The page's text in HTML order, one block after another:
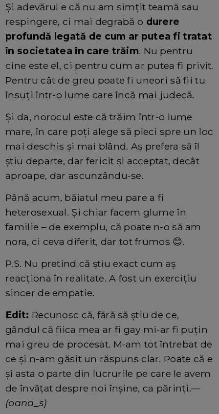
Și adevărul e că nu am simțit teamă sau
respingere, ci mai degrabă o durere
profundă legată de cum ar putea fi tratat
în societatea în care trăim. Nu pentru
cine este el, ci pentru cum ar putea fi privit.
Pentru cât de greu poate fi uneori să fii tu
însuți într-o lume care încă mai judecă.
Și da, norocul este că trăim într-o lume
mare, în care poți alege să pleci spre un loc
mai deschis și mai blând. Aș prefera să îl
știu departe, dar fericit și acceptat, decât
aproape, dar ascunzându-se.
Până acum, băiatul meu pare a fi
heterosexual. Și chiar facem glume în
familie – de exemplu, că poate n-o să am
nora, ci ceva diferit, dar tot frumos 😊.
P.S. Nu pretind că știu exact cum aș
reacționa în realitate. A fost un exercițiu
sincer de empatie.
Edit: Recunosc că, fără să știu de ce,
gândul că fiica mea ar fi gay mi-ar fi puțin
mai greu de procesat. M-am tot întrebat de
ce și n-am găsit un răspuns clar. Poate că e
și asta o parte din lucrurile pe care le avem
de învățat despre noi înșine, ca părinți.—
(oana_s)